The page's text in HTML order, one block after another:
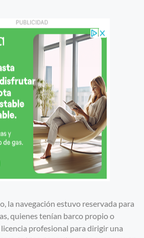
la navegación estuvo reservada para
quienes tenían barco propio o
profesional para dirigir una